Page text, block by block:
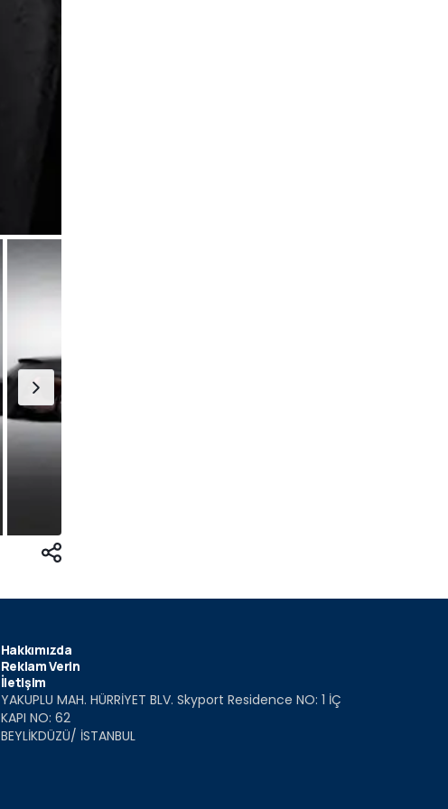
Hakkımızda
Reklam Verin
İletişim
YAKUPLU MAH. HÜRRİYET BLV. Skyport Residence NO: 1 İÇ
KAPI NO: 62
BEYLİKDÜZÜ/ İSTANBUL